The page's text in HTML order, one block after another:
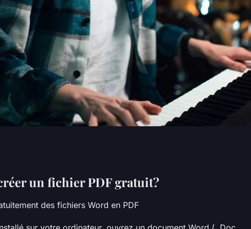
PDF ?
un fichier PDF gratuit?
des fichiers Word en PDF